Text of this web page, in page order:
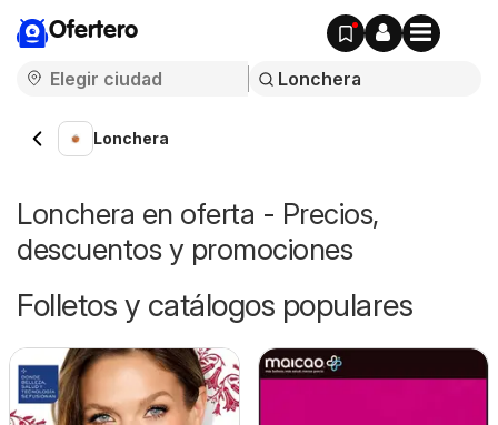
Ofertero
Lonchera
Lonchera en oferta - Precios,
descuentos y promociones
Folletos y catálogos populares